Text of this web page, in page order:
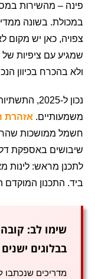
פינה – מהשירות
במכולת. בשונה
צפויה, כאן יש מקום
שמגיע עם ציפיות של
ולא בהכרח בכיוון
נכון ל-
משמעותיים. אזהרת
שיבושים באספקת
לתכנן מראש: לינות
ביד. התכנון
בבלוגים ישנים